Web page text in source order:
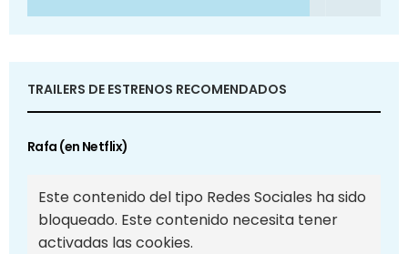
TRAILERS DE ESTRENOS RECOMENDADOS
Rafa (en Netflix)
Este contenido del tipo Redes Sociales ha sido
bloqueado. Este contenido necesita tener
activadas las cookies.